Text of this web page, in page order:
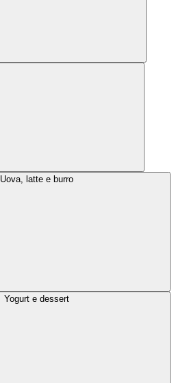
Uova, latte e burro
Yogurt e dessert